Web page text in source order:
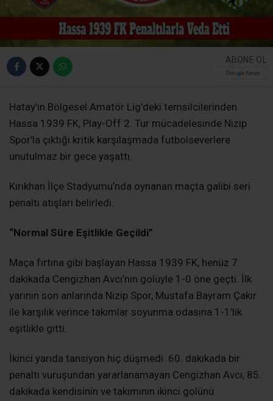
ABONE OL
Hatay’ın Bölgesel Amatör Lig’deki temsilcilerinden
Hassa 1939 FK, Play-Off 2. Tur mücadelesinde Nizip
Spor’la çıktığı kritik karşılaşmada futbolseverlere
unutulmaz bir gece yaşattı.
Kırıkhan İlçe Stadyumu’nda oynanan maçta galibi seri
penaltı atışları belirledi.
“Normal Süre Eşitlikle Geçildi”
Maça fırtına gibi başlayan Hassa 1939 FK, henüz 7.
dakikada Cengizhan Avcı’nın golüyle 1-0 öne geçti. İlk
yarının son anlarında Nizip Spor, Mustafa Bayram Çakır
ile karşılık verince takımlar soyunma odasına 1-1’lik
eşitlikle gitti.
İkinci yarıda tansiyon hiç düşmedi. 60. dakikada bir
penaltı vuruşundan yararlanamayan Cengizhan Avcı, 85.
dakikada kendisinin ve takımının ikinci golünü